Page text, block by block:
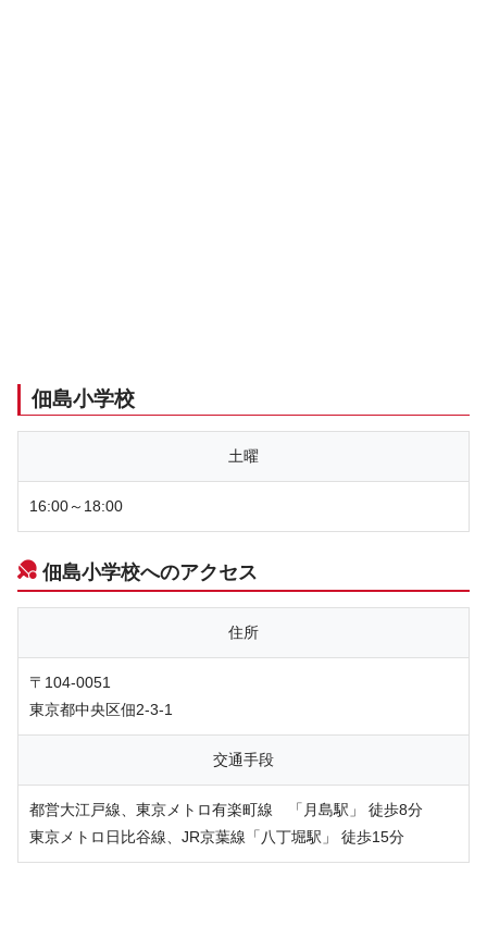
佃島小学校
土曜
16:00～18:00
佃島小学校へのアクセス
住所
〒104-0051
東京都中央区佃2-3-1
交通手段
都営大江戸線、東京メトロ有楽町線 「月島駅」 徒歩8分
東京メトロ日比谷線、JR京葉線「八丁堀駅」 徒歩15分